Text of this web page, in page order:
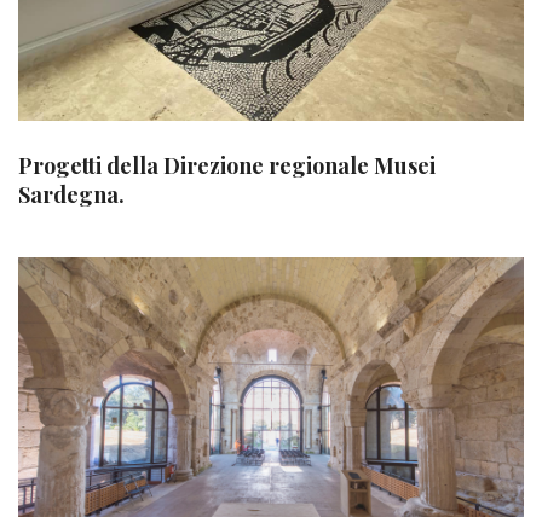
Progetti della Direzione regionale Musei
Sardegna.